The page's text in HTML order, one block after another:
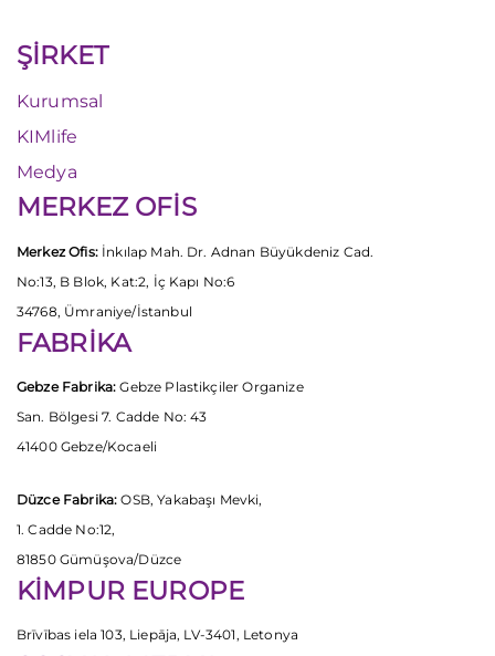
ŞİRKET
Kurumsal
KIMlife
Medya
MERKEZ OFİS
Merkez Ofis:İnkılap Mah. Dr. Adnan Büyükdeniz Cad.
No:13, B Blok, Kat:2, İç Kapı No:6
34768, Ümraniye/İstanbul
FABRİKA
Gebze Fabrika: Gebze Plastikçiler Organize
San. Bölgesi 7. Cadde No: 43
41400 Gebze/Kocaeli
Düzce Fabrika: OSB, Yakabaşı Mevki,
1. Cadde No:12,
81850 Gümüşova/Düzce
KİMPUR EUROPE
Brīvības iela 103, Liepāja, LV-3401, Letonya